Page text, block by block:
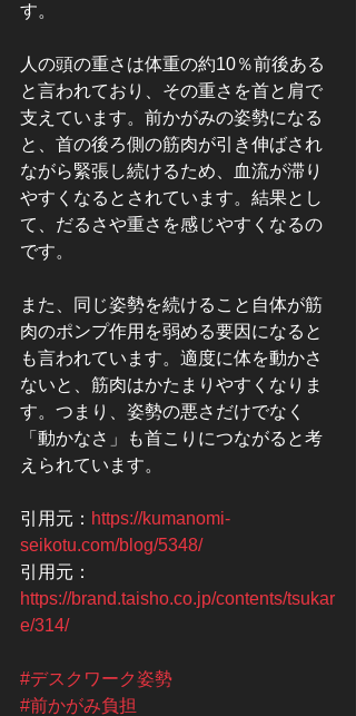
す。
人の頭の重さは体重の約10％前後ある
と言われており、その重さを首と肩で
支えています。前かがみの姿勢になる
と、首の後ろ側の筋肉が引き伸ばされ
ながら緊張し続けるため、血流が滞り
やすくなるとされています。結果とし
て、だるさや重さを感じやすくなるの
です。
また、同じ姿勢を続けること自体が筋
肉のポンプ作用を弱める要因になると
も言われています。適度に体を動かさ
ないと、筋肉はかたまりやすくなりま
す。つまり、姿勢の悪さだけでなく
「動かなさ」も首こりにつながると考
えられています。
引用元： https://kumanomi-
seikotu.com/blog/5348/
引用元：
https://brand.taisho.co.jp/contents/tsukar
e/314/
#デスクワーク姿勢
#前かがみ負担